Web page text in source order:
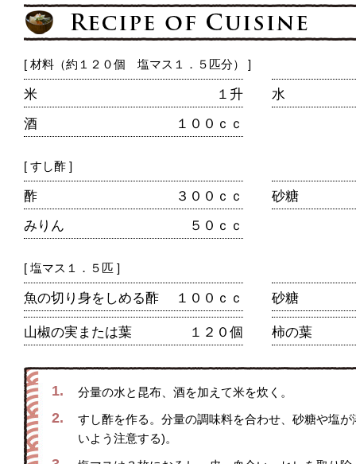
[ 材料（約１２０個 塩マス１．５匹分） ]
米 １升
水
酒
１００ｃｃ
[ すし酢 ]
酢 ３００ｃｃ
砂糖
みりん
５０ｃｃ
[ 塩マス１．５匹 ]
魚の切り身をしめる酢 １００ｃｃ 砂糖
山椒の実または葉 １２０個 柿の葉
1. 分量の水と昆布、酒を加えて米を炊く。
2.
すし酢を作る。分量の調味料を合わせ、砂糖や塩
いよう注意する)。